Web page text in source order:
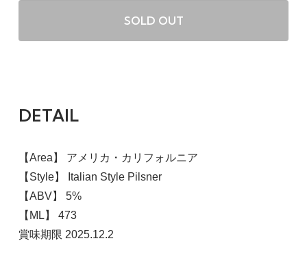
SOLD OUT
DETAIL
【Area】 アメリカ・カリフォルニア
【Style】 Italian Style Pilsner
【ABV】 5%
【ML】 473
賞味期限 2025.12.2